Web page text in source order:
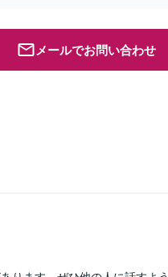
メールでお問い合わせ